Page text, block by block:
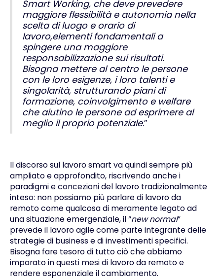
Smart Working, che deve prevedere
maggiore flessibilità e autonomia nella
scelta di luogo e orario di
lavoro,elementi fondamentali a
spingere una maggiore
responsabilizzazione sui risultati.
Bisogna mettere al centro le persone
con le loro esigenze, i loro talenti e
singolarità, strutturando piani di
formazione, coinvolgimento e welfare
che aiutino le persone ad esprimere al
meglio il proprio potenziale.”
Il discorso sul lavoro smart va quindi sempre più
ampliato e approfondito, riscrivendo anche i
paradigmi e concezioni del lavoro tradizionalmente
inteso: non possiamo più parlare di lavoro da
remoto come qualcosa di meramente legato ad
una situazione emergenziale, il “new normal”
prevede il lavoro agile come parte integrante delle
strategie di business e di investimenti specifici.
Bisogna fare tesoro di tutto ciò che abbiamo
imparato in questi mesi di lavoro da remoto e
rendere esponenziale il cambiamento.